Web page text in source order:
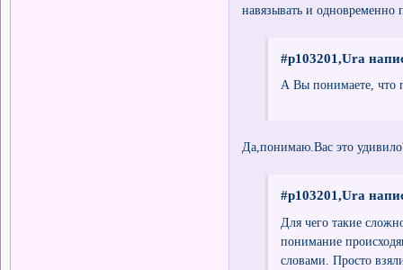
навязывать и одновременно
#p103201,Ura
А Вы понимаете, что
Да,понимаю.Вас это
#p103201,Ura
Для чего такие
понимание
словами. Просто